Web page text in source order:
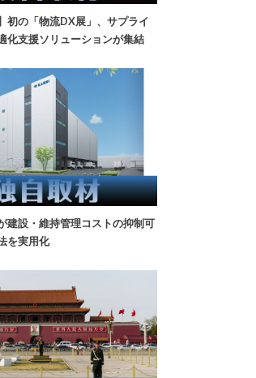
初の「物流DX展」、サプライ
化支援ソリューションが集結
建設・維持管理コストの抑制可
を実用化